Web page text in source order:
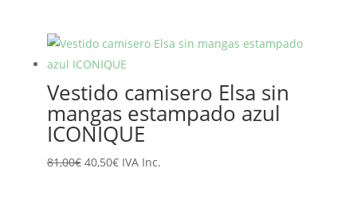
era:
125,00€.
es:
62,50€.
Vestido camisero Elsa sin
mangas estampado azul
ICONIQUE
81,00€ El
40,50€ElIVA Inc.